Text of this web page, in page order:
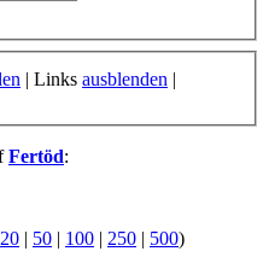
| Links ausblenden |
Fertöd:
20 | 50 | 100 | 250 | 500)